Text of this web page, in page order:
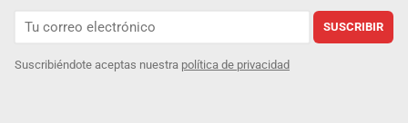
SUSCRIBIR
Suscribiéndote aceptas nuestra política de privacidad